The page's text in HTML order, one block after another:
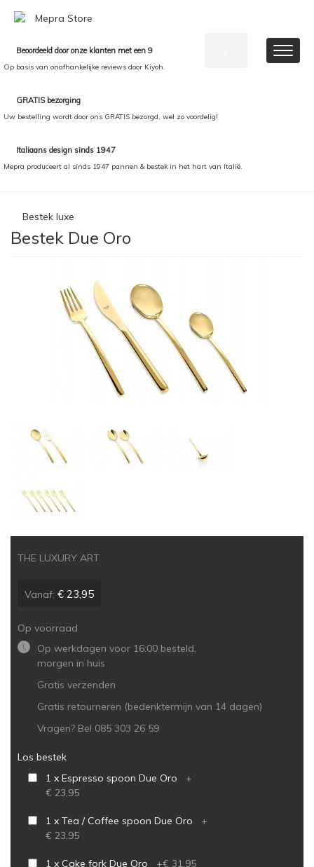
Beoordeeld door onze klanten met een 9
Op basis van onafhankelijke reviews door Kiyoh.
GRATIS bezorging
Uw bestelling wordt door ons GRATIS bezorgd, wel zo voordelig!
Italiaans design sinds 1947
Mepra produceert al sinds 1947 pannen & bestek in het hart van Italië.
Bestek luxe
Bestek Due Oro
THE LUXURY ART
Vanaf: € 23,95
Op voorraad
Op werkdagen voor 16:00 besteld,
morgen in huis
Gratis verzenden
Gratis retourneren (bedenktermijn van 14 dagen)
Vragen? Bel 085 303 26 59
Los bestek
1 x Espresso spoon Due Oro +
€ 23,95
1 x Tea / Coffee spoon Due Oro +
€ 23,95
1 x Cake fork Due Oro +€ 31,95